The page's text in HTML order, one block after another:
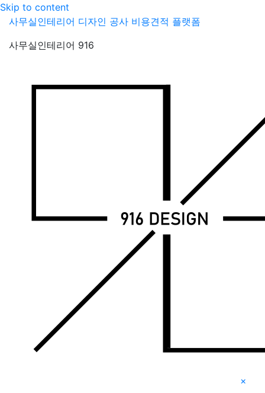
Skip to content
사무실인테리어 디자인 공사 비용견적 플랫폼
사무실인테리어 916
×